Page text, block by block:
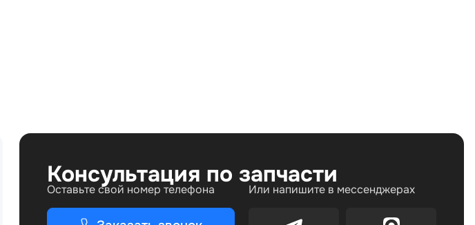
Консультация по запчасти
Оставьте свой номер телефона Или напишите в мессенджерах